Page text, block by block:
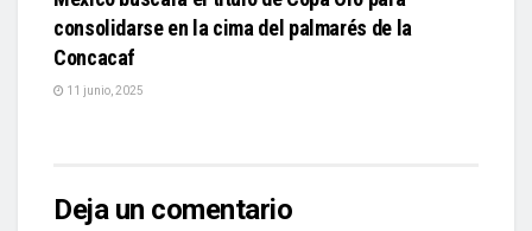
consolidarse en la cima del palmarés de la
Concacaf
11 junio, 2025
Deja un comentario